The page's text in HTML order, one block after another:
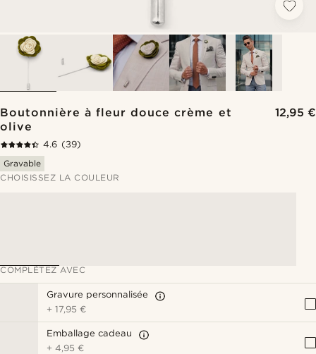
Boutonnière à fleur douce crème et
olive
12,95 €
4.6 (39)
Gravable
CHOISISSEZ LA COULEUR
COMPLÉTEZ AVEC
Gravure personnalisée
+17,95 €
Emballage cadeau
+4,95 €